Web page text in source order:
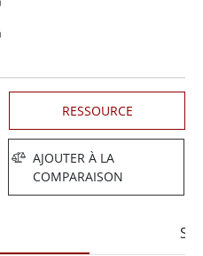
RESSOURCE
AJOUTER À LA
COMPARAISON